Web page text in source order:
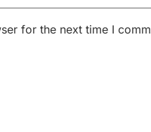
for the next time I